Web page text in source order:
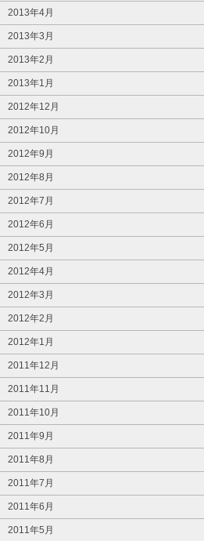
2013年4月
2013年3月
2013年2月
2013年1月
2012年12月
2012年10月
2012年9月
2012年8月
2012年7月
2012年6月
2012年5月
2012年4月
2012年3月
2012年2月
2012年1月
2011年12月
2011年11月
2011年10月
2011年9月
2011年8月
2011年7月
2011年6月
2011年5月